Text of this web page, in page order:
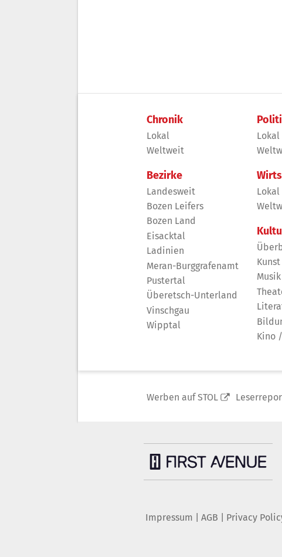
Chronik
Lokal
Weltweit
Bezirke
Landesweit
Bozen Leifers
Bozen Land
Eisacktal
Ladinien
Meran-Burggrafenamt
Pustertal
Überetsch-Unterland
Vinschgau
Wipptal
Lokal
Lokal
Kunst
Musik
Kino
Werben auf STOL
Impressum AGB Privacy